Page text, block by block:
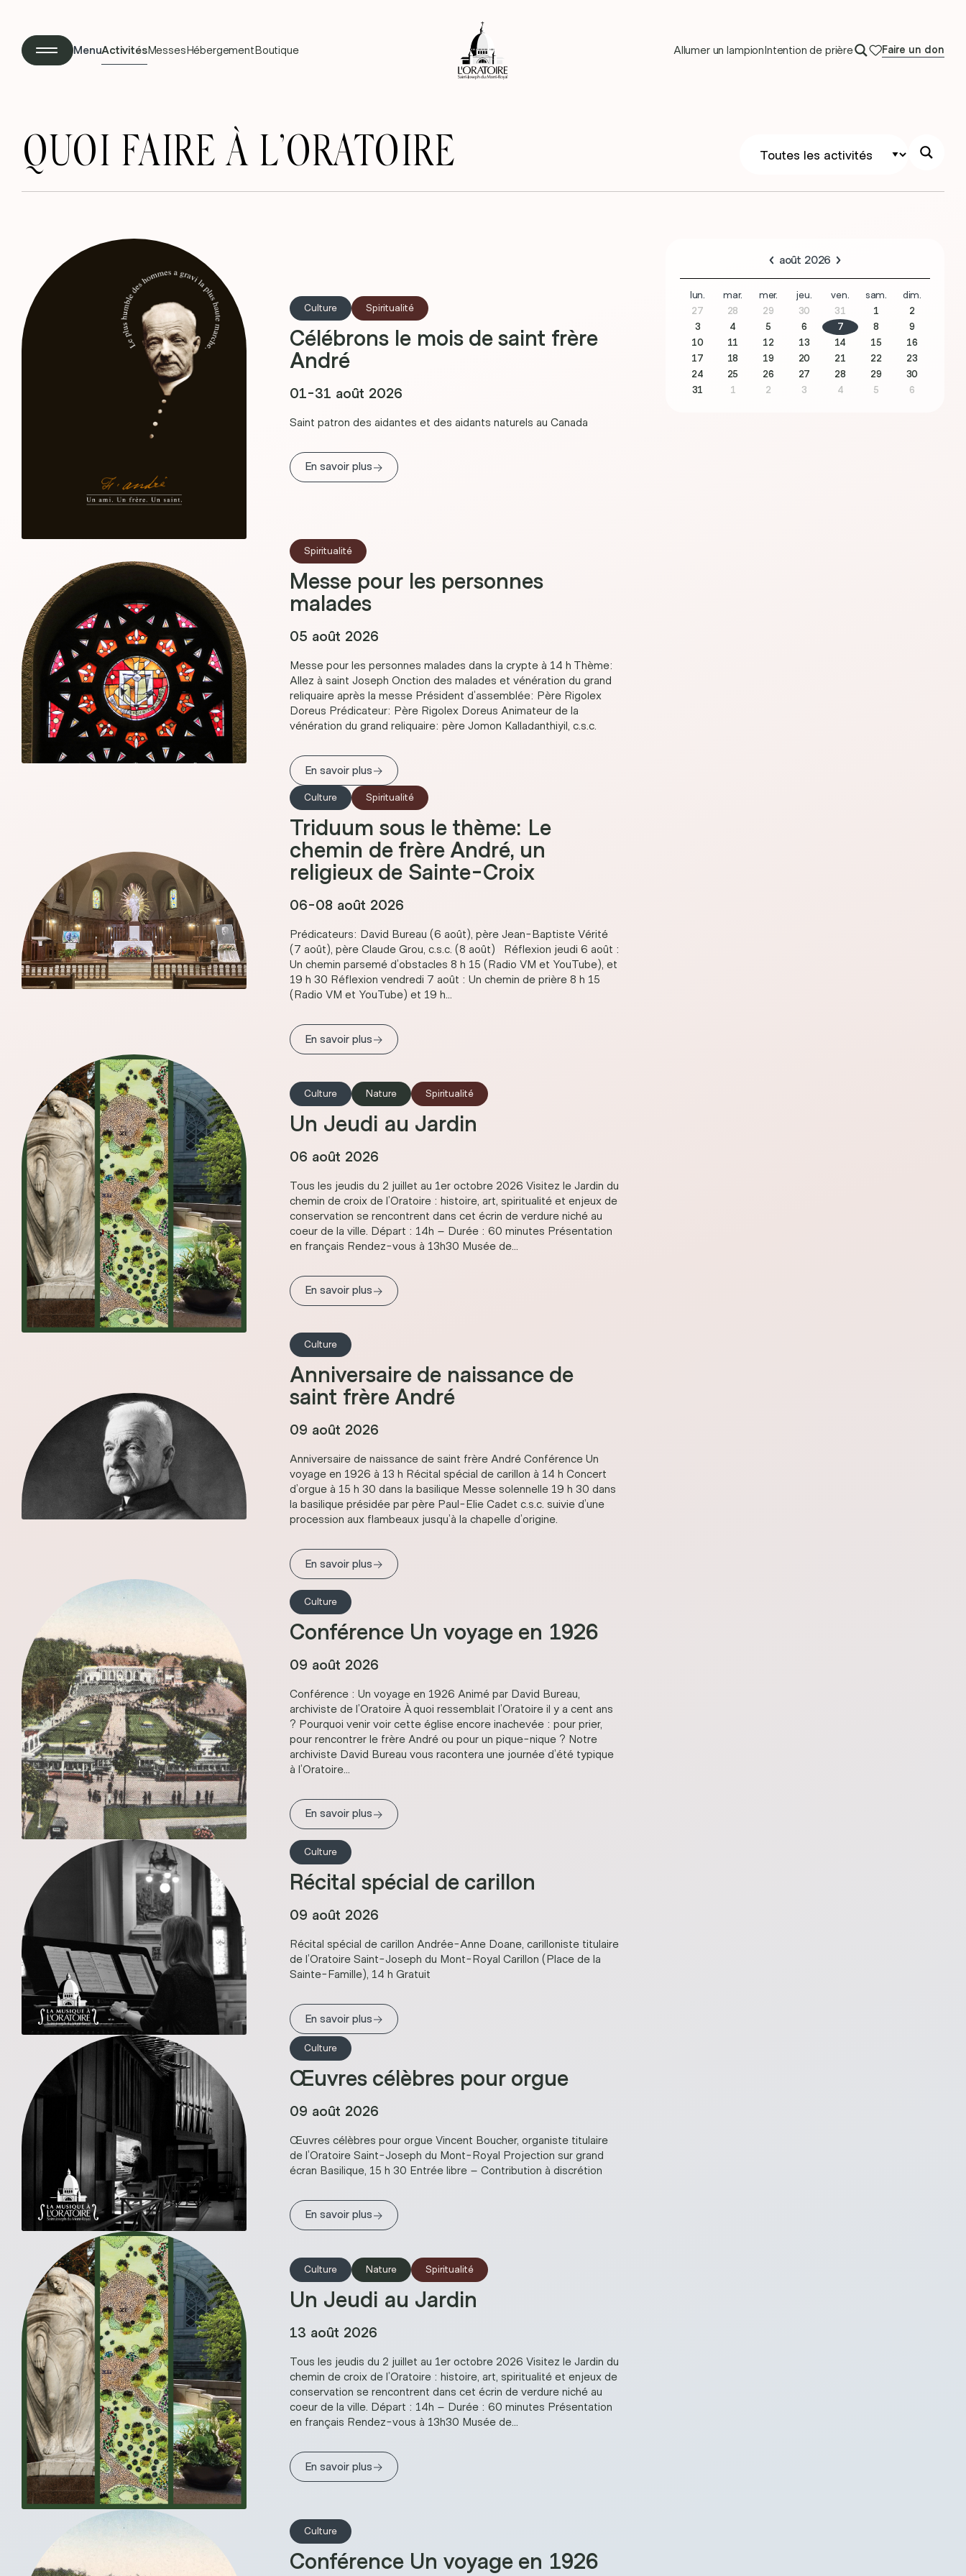
MenuActivitésMesses Hébergement Boutique Allumer un lampion Intention de prière Faire un don
QUOI FAIRE À L’ORATOIRE
Culture Spiritualité
Célébrons le mois de saint frère
André
01-31 août 2026
Saint patron des aidantes et des aidants naturels au Canada
En savoir plus→
Spiritualité
Messe pour les personnes
malades
05 août 2026
Messe pour les personnes malades dans la crypte à 14 h Thème:
Allez à saint Joseph Onction des malades et vénération du grand
reliquaire après la messe Président d’assemblée: Père Rigolex
Doreus Prédicateur: Père Rigolex Doreus Animateur de la
vénération du grand reliquaire: père Jomon Kalladanthiyil, c.s.c.
En savoir plus→
Culture Spiritualité
Triduum sous le thème: Le
chemin de frère André, un
religieux de Sainte-Croix
06-08 août 2026
Prédicateurs: David Bureau (6 août), père Jean-Baptiste Vérité
(7 août), père Claude Grou, c.s.c. (8 août) Réflexion jeudi 6 août :
Un chemin parsemé d’obstacles 8 h 15 (Radio VM et YouTube), et
19 h 30 Réflexion vendredi 7 août : Un chemin de prière 8 h 15
(Radio VM et YouTube) et 19 h...
En savoir plus→
Culture Nature Spiritualité
Un Jeudi au Jardin
06 août 2026
Tous les jeudis du 2 juillet au 1er octobre 2026 Visitez le Jardin du
chemin de croix de l’Oratoire : histoire, art, spiritualité et enjeux de
conservation se rencontrent dans cet écrin de verdure niché au
coeur de la ville. Départ : 14h – Durée : 60 minutes Présentation
en français Rendez-vous à 13h30 Musée de...
En savoir plus→
Culture
Anniversaire de naissance de
saint frère André
09 août 2026
Anniversaire de naissance de saint frère André Conférence Un
voyage en 1926 à 13 h Récital spécial de carillon à 14 h Concert
d’orgue à 15 h 30 dans la basilique Messe solennelle 19 h 30 dans
la basilique présidée par père Paul-Elie Cadet c.s.c. suivie d’une
procession aux flambeaux jusqu’à la chapelle d’origine.
En savoir plus→
Culture
Conférence Un voyage en 1926
09 août 2026
Conférence : Un voyage en 1926 Animé par David Bureau,
archiviste de l’Oratoire À quoi ressemblait l’Oratoire il y a cent ans
? Pourquoi venir voir cette église encore inachevée : pour prier,
pour rencontrer le frère André ou pour un pique-nique ? Notre
archiviste David Bureau vous racontera une journée d’été typique
à l’Oratoire...
En savoir plus→
Culture
Récital spécial de carillon
09 août 2026
Récital spécial de carillon Andrée-Anne Doane, carilloniste titulaire
de l’Oratoire Saint-Joseph du Mont-Royal Carillon (Place de la
Sainte-Famille), 14 h Gratuit
En savoir plus→
Culture
Œuvres célèbres pour orgue
09 août 2026
Œuvres célèbres pour orgue Vincent Boucher, organiste titulaire
de l’Oratoire Saint-Joseph du Mont-Royal Projection sur grand
écran Basilique, 15 h 30 Entrée libre – Contribution à discrétion
En savoir plus→
Culture Nature Spiritualité
Un Jeudi au Jardin
13 août 2026
Tous les jeudis du 2 juillet au 1er octobre 2026 Visitez le Jardin du
chemin de croix de l’Oratoire : histoire, art, spiritualité et enjeux de
conservation se rencontrent dans cet écrin de verdure niché au
coeur de la ville. Départ : 14h – Durée : 60 minutes Présentation
en français Rendez-vous à 13h30 Musée de...
En savoir plus→
Culture
Conférence Un voyage en 1926
août 2026
lun. mar. mer. jeu. ven. sam.
dim.
27
28 29 30 31 1
2
3
4 5 6 7 8
9
10
11 12 13 14 15
16
17
18 19 20 21 22
23
24
25 26 27 28 29
30
31
1 2 3 4 5 6